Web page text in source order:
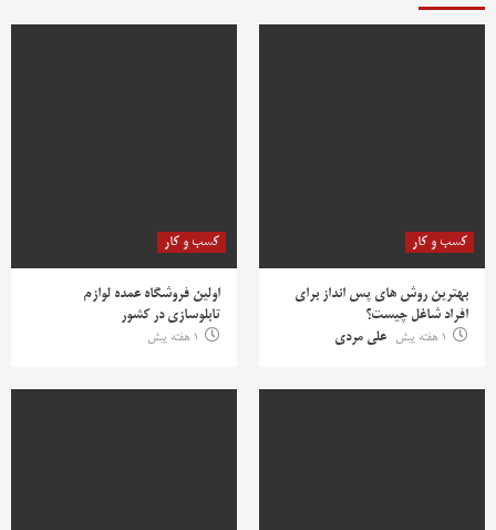
کسب و کار
بهترین روش‌ های پس‌ انداز برای
افراد شاغل چیست؟
1 هفته پیش
علی مردی
کسب و کار
اولین فروشگاه عمده لوازم
تابلوسازی در کشور
1 هفته پیش